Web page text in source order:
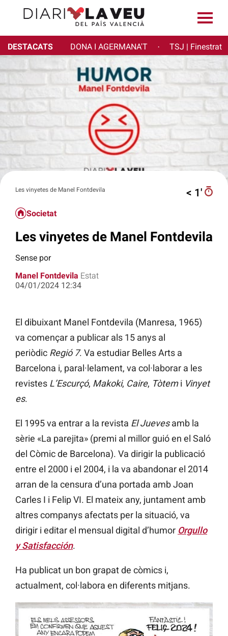
DESTACATS DONA I AGERMANA'T · TSJ | Finestrat
Les vinyetes de Manel Fontdevila < 1′
Societat
Les vinyetes de Manel Fontdevila
Sense por
Manel Fontdevila Estat
04/01/2024 12:34
El dibuixant Manel Fontdevila (Manresa, 1965)
va començar a publicar als 15 anys al
periòdic Regió 7. Va estudiar Belles Arts a
Barcelona i, paral·lelament, va col·laborar a les
revistes L’Escurçó, Makoki, Caire, Tòtemi Vinyet
es.
El 1995 va entrar a la revista El Juevesamb la
sèrie «La parejita» (premi al millor guió en el Saló
del Còmic de Barcelona). Va dirigir la publicació
entre el 2000 i el 2004, i la va abandonar el 2014
arran de la censura d’una portada amb Joan
Carles I i Felip VI. El mateix any, juntament amb
altres companys afectats per la situació, va
dirigir i editar el mensual digital d’humor Orgullo
y Satisfacción.
Ha publicat un bon grapat de còmics i,
actualment, col·labora en diferents mitjans.